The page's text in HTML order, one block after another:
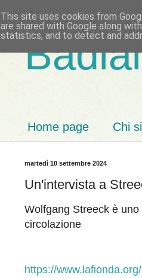
Home page Chi
martedì 10 settembre 2024
Un'intervista a
Wolfgang Streeck è
circolazione
https://
This site uses cookies from
are shared with Google along
statistics, and to detect and